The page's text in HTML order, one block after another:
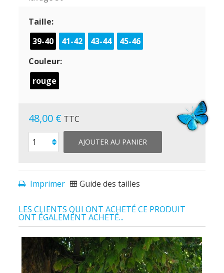
Taille:
39-40
41-42 43-44
45-46
Couleur:
rouge
48,00 € TTC
AJOUTER AU PANIER
Imprimer Guide des tailles
LES CLIENTS QUI ONT ACHETÉ CE PRODUIT
ONT ÉGALEMENT ACHETÉ...